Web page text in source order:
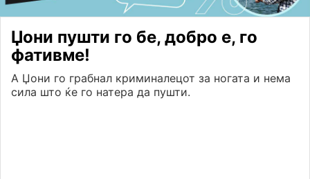
Џони пушти го бе, добро е, го
фативме!
А Џони го грабнал криминалецот за ногата и нема
сила што ќе го натера да пушти.